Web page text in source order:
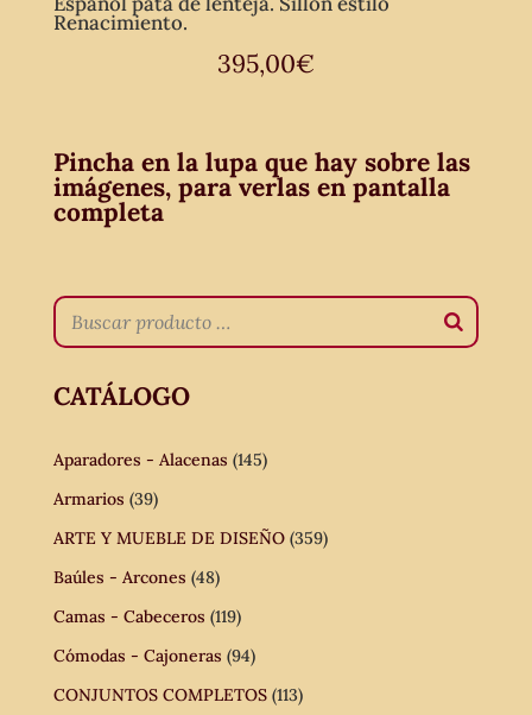
Renacimiento.
395,00€
Pincha en la lupa que hay sobre las
imágenes, para verlas en pantalla
completa
CATÁLOGO
Aparadores - Alacenas (145)
Armarios (39)
ARTE Y MUEBLE DE DISEÑO (359)
Baúles - Arcones (48)
Camas - Cabeceros (119)
Cómodas - Cajoneras (94)
CONJUNTOS COMPLETOS (113)